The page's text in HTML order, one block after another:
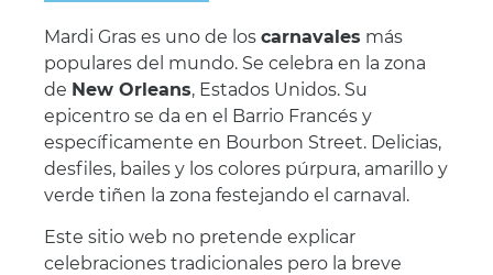
Mardi Gras es uno de los carnavales más
populares del mundo. Se celebra en la zona
de New Orleans, Estados Unidos. Su
epicentro se da en el Barrio Francés y
específicamente en Bourbon Street. Delicias,
desfiles, bailes y los colores púrpura, amarillo y
verde tiñen la zona festejando el carnaval.
Este sitio web no pretende explicar
celebraciones tradicionales pero la breve